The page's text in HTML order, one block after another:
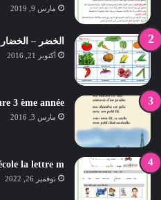
مارس 9, 2019
الخضر – الخضار
أكتوبر 21, 2016
3 ème année
مارس 3, 2016
la lettre m
نوفمبر 26, 2022